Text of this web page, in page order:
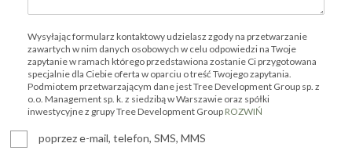
Wysyłając formularz kontaktowy udzielasz zgody na przetwarzanie
zawartych w nim danych osobowych w celu odpowiedzi na Twoje
zapytanie w ramach którego przedstawiona zostanie Ci przygotowana
specjalnie dla Ciebie oferta w oparciu o treść Twojego zapytania.
Podmiotem przetwarzającym dane jest Tree Development Group sp. z
o.o. Management sp. k. z siedzibą w Warszawie oraz spółki
inwestycyjne z grupy Tree Development Group ROZWIŃ
poprzez e-mail, telefon, SMS, MMS